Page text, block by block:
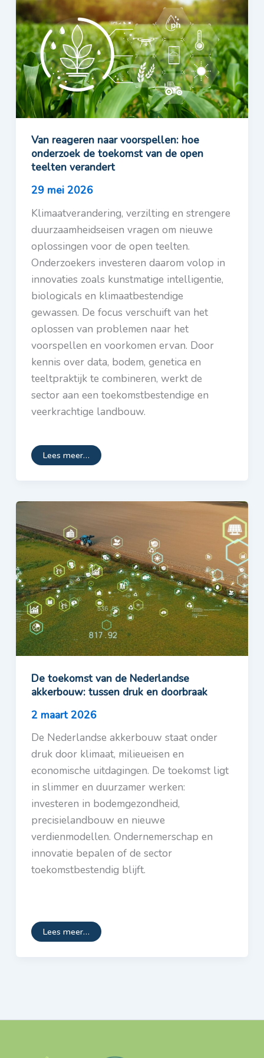
Van reageren naar voorspellen: hoe
onderzoek de toekomst van de open
teelten verandert
29 mei 2026
Klimaatverandering, verzilting en strengere
duurzaamheidseisen vragen om nieuwe
oplossingen voor de open teelten.
Onderzoekers investeren daarom volop in
innovaties zoals kunstmatige intelligentie,
biologicals en klimaatbestendige
gewassen. De focus verschuift van het
oplossen van problemen naar het
voorspellen en voorkomen ervan. Door
kennis over data, bodem, genetica en
teeltpraktijk te combineren, werkt de
sector aan een toekomstbestendige en
veerkrachtige landbouw.
Lees meer…
De toekomst van de Nederlandse
akkerbouw: tussen druk en doorbraak
2 maart 2026
De Nederlandse akkerbouw staat onder
druk door klimaat, milieueisen en
economische uitdagingen. De toekomst ligt
in slimmer en duurzamer werken:
investeren in bodemgezondheid,
precisielandbouw en nieuwe
verdienmodellen. Ondernemerschap en
innovatie bepalen of de sector
toekomstbestendig blijft.
Lees meer…